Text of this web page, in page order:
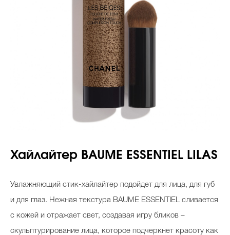
Хайлайтер BAUME ESSENTIEL LILAS
Увлажняющий стик-хайлайтер подойдет для лица, для губ
и для глаз. Нежная текстура BAUME ESSENTIEL сливается
с кожей и отражает свет, создавая игру бликов –
скульптурирование лица, которое подчеркнет красоту как